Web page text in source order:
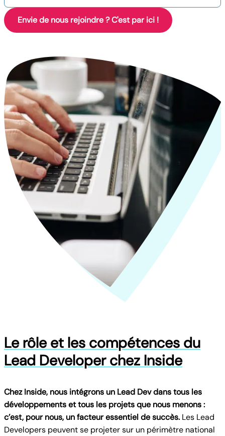
Envie de nous rejoindre ? C'est par ici !
Le rôle et les compétences du
Lead Developer chez Inside
Chez Inside, nous intégrons un Lead Dev dans tous les
développements et tous les projets que nous menons :
c’est, pour nous, un facteur essentiel de succès. Les Lead
Developers peuvent se projeter sur un périmètre national